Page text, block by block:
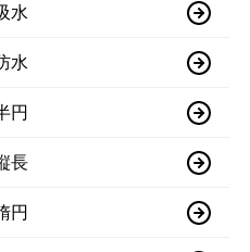
水
水
円
長
円